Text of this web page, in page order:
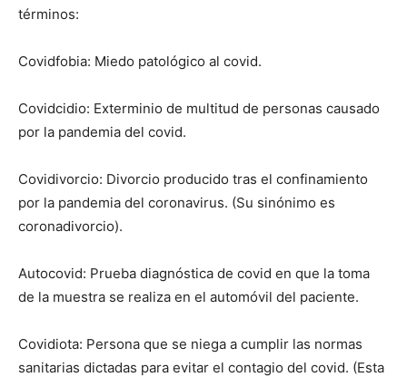
términos:
Covidfobia: Miedo patológico al covid.
Covidcidio: Exterminio de multitud de personas causado
por la pandemia del covid.
Covidivorcio: Divorcio producido tras el confinamiento
por la pandemia del coronavirus. (Su sinónimo es
coronadivorcio).
Autocovid: Prueba diagnóstica de covid en que la toma
de la muestra se realiza en el automóvil del paciente.
Covidiota: Persona que se niega a cumplir las normas
sanitarias dictadas para evitar el contagio del covid. (Esta